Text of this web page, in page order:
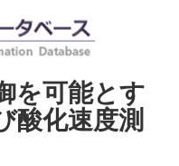
を可能とす
酸化速度測